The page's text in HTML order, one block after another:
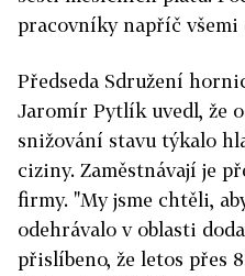
pracovníky napříč všemi
Předseda Sdružení
Jaromír Pytlík uvedl, že
snižování stavu týkalo
ciziny. Zaměstnávají je
firmy. "My jsme chtěli,
odehrávalo v oblasti
přislíbeno, že letos přes